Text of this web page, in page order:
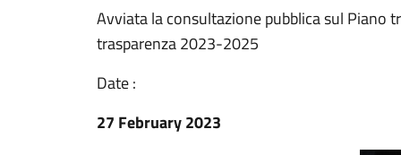
Avviata la consultazione pubblica sul Piano
trasparenza 2023-2025
Date :
27 February 2023